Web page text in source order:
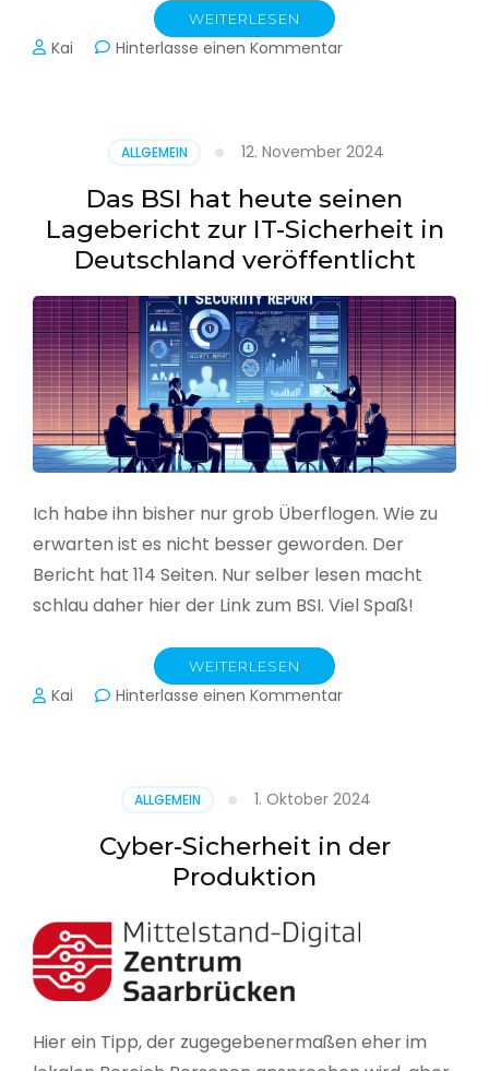
WEITERLESEN
Kai Hinterlasse einen Kommentarzu
aus
CSV
erstellen
ALLGEMEIN 12. November 2024
Das BSI hat heute seinen
Lagebericht zur IT-Sicherheit in
Deutschland veröffentlicht
Ich habe ihn bisher nur grob Überflogen. Wie zu
erwarten ist es nicht besser geworden. Der
Bericht hat 114 Seiten. Nur selber lesen macht
schlau daher hier der Link zum BSI. Viel Spaß!
WEITERLESEN
Kai Hinterlasse einen Kommentarzu
seinen
Lagebericht
zur
in
Deutschland
ALLGEMEIN 1. Oktober 2024
Cyber-Sicherheit in der
Produktion
Hier ein Tipp, der zugegebenermaßen eher im